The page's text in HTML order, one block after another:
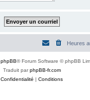
Heures
phpBB® Forum Software © phpBB
Traduit parphpBB-fr.com
Confidentialité | Conditions